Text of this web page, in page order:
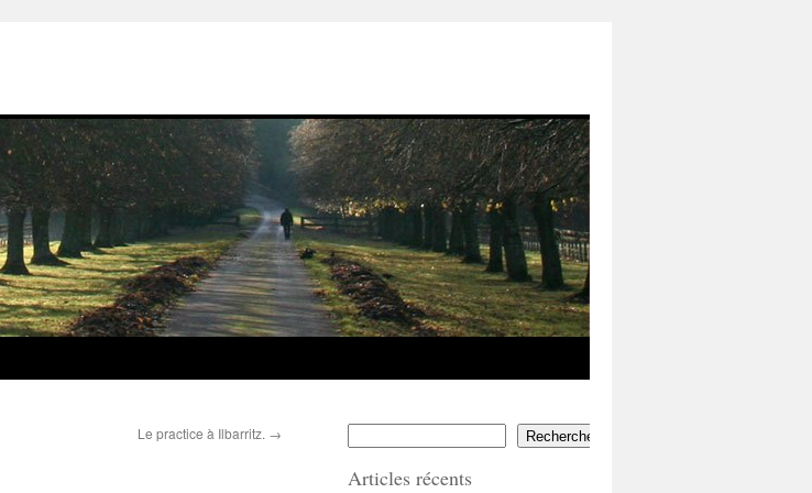
Le practice à Ilbarritz. → Rechercher
Articles récents